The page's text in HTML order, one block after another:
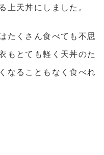
上天丼にしました。
たくさん食べても不思
もとても軽く天丼のた
なることもなく食べれ